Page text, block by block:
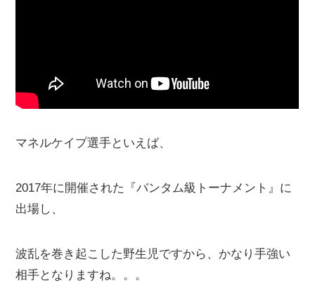
マネルケイプ選手といえば、
2017年に開催された『バンタム級トーナメント』に
出場し、
波乱を巻き起こした野生児ですから、かなり手強い
相手となりますね。。。